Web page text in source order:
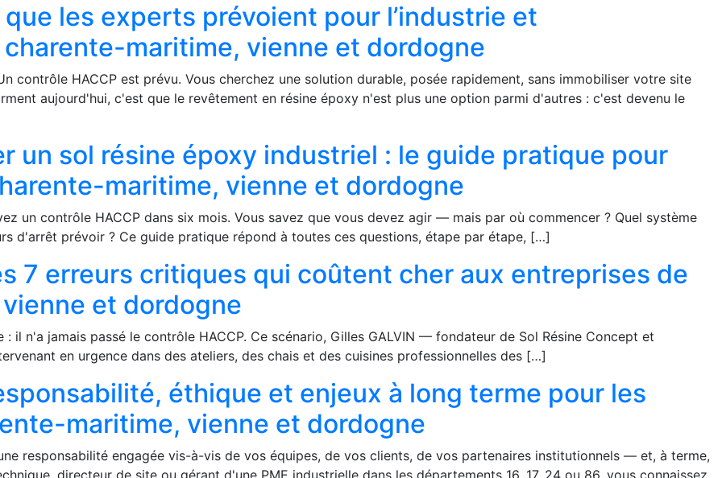
les experts prévoient pour l’industrie et
charente-maritime, vienne et dordogne
contrôle HACCP est prévu. Vous cherchez une solution durable, posée rapidement, sans immobiliser votre site
aujourd'hui, c'est que le revêtement en résine époxy n'est plus une option parmi d'autres : c'est devenu le
un sol résine époxy industriel : le guide pratique pour
maritime, vienne et dordogne
un contrôle HACCP dans six mois. Vous savez que vous devez agir — mais par où commencer ? Quel système
d'arrêt prévoir ? Ce guide pratique répond à toutes ces questions, étape par étape, […]
7 erreurs critiques qui coûtent cher aux entreprises de
et dordogne
il n'a jamais passé le contrôle HACCP. Ce scénario, Gilles GALVIN — fondateur de Sol Résine Concept et
en urgence dans des ateliers, des chais et des cuisines professionnelles des […]
éthique et enjeux à long terme pour les
maritime, vienne et dordogne
responsabilité engagée vis-à-vis de vos équipes, de vos clients, de vos partenaires institutionnels — et, à terme,